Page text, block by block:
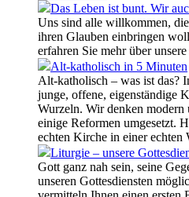
Das Leben ist bunt. Wir
Uns sind alle willkommen,
ihren Glauben einbringen
erfahren Sie mehr über
Alt-katholisch in 5 Minuten
Alt-katholisch – was ist das?
junge, offene, eigenständige
Wurzeln. Wir denken modern
einige Reformen umgesetzt.
echten Kirche in einer echten
Liturgie – unsere
Gott ganz nah sein, seine
unseren Gottesdiensten